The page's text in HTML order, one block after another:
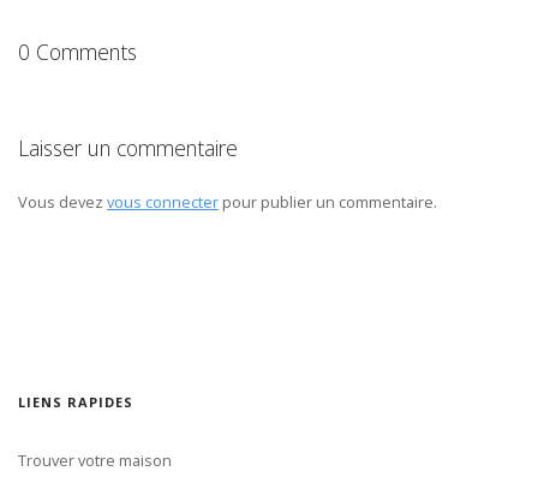
0 Comments
Laisser un commentaire
Vous devez vous connecter pour publier un commentaire.
LIENS RAPIDES
Trouver votre maison